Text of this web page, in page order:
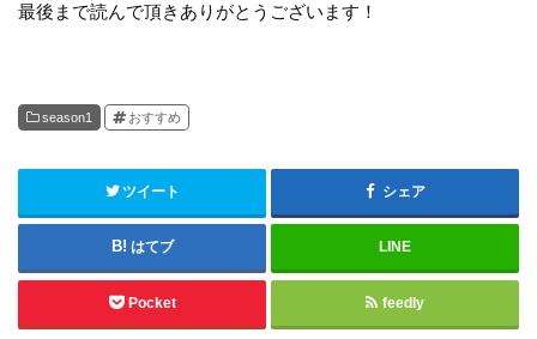
最後まで読んで頂きありがとうございます！
season1 おすすめ
ツイート シェア
はてブ LINE
Pocket feedly